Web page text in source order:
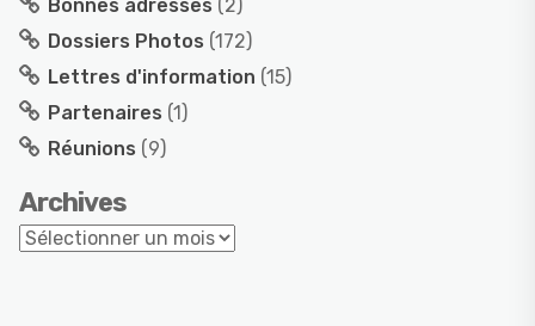
Bonnes adresses (2)
Dossiers Photos (172)
Lettres d'information (15)
Partenaires (1)
Réunions (9)
Archives